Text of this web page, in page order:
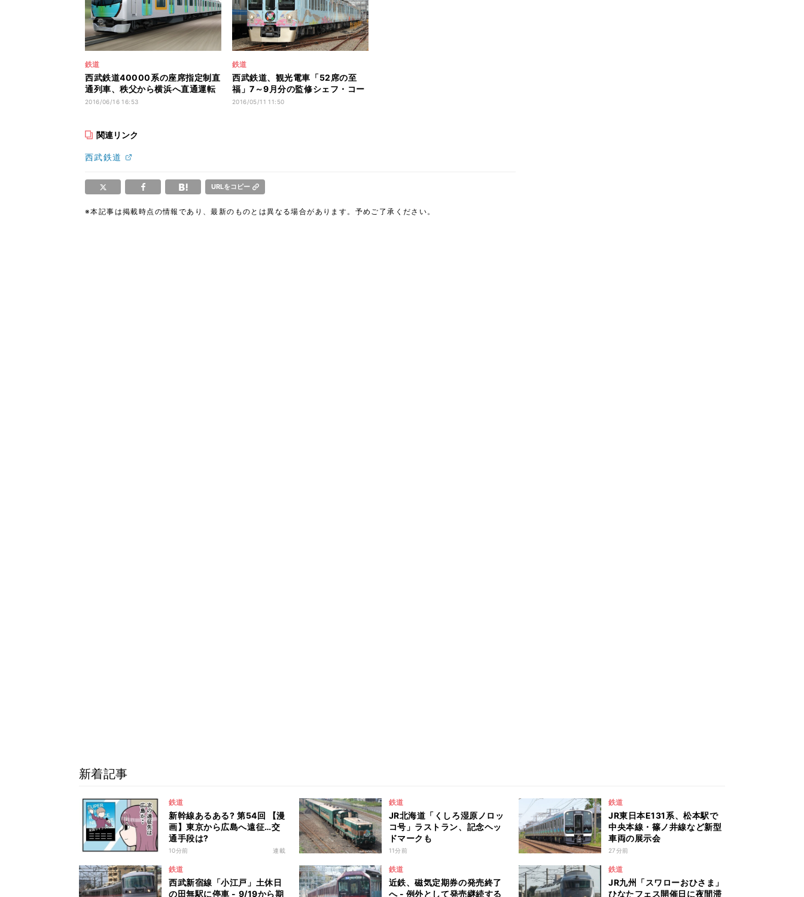
鉄道
西武鉄道40000系の座席指定制直
通列車、秩父から横浜へ直通運転
- 来春導入
2016/06/16 16:53
鉄道
西武鉄道、観光電車「52席の至
福」7～9月分の監修シェフ・コー
ス内容が決定
2016/05/11 11:50
関連リンク
西武鉄道
URLをコピー
※本記事は掲載時点の情報であり、最新のものとは異なる場合があります。予めご了承ください。
新着記事
鉄道
新幹線あるある? 第54回 【漫
画】東京から広島へ遠征…交
通手段は?
10分前 連載
鉄道
JR北海道「くしろ湿原ノロッ
コ号」ラストラン、記念ヘッ
ドマークも
11分前
鉄道
JR東日本E131系、松本駅で
中央本線・篠ノ井線など新型
車両の展示会
27分前
鉄道
西武新宿線「小江戸」土休日
の田無駅に停車 - 9/19から期
鉄道
近鉄、磁気定期券の発売終了
へ - 例外として発売継続する
鉄道
JR九州「スワローおひさま」
ひなたフェス開催日に夜間滞